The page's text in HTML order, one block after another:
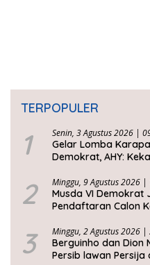
TERPOPULER
1 Senin, 3 Agustus 2026 |
Gelar Lomba
Demokrat, AHY:
2 Minggu, 9 Agustus 2026 |
Musda VI Demokrat
Pendaftaran Calon
3 Minggu, 2 Agustus 2026 |
Berguinho dan Dion
Persib lawan Persija